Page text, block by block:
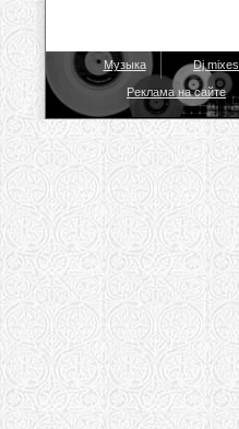
Музыка Dj mixes
Реклама на сайте